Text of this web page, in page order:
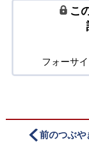
こ
フォーサ
前のつぶや